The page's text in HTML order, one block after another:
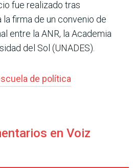
fue rea­lizado tras
firma de un convenio de
entre la ANR, la Academia
del Sol (UNADES).
de política
en Voiz